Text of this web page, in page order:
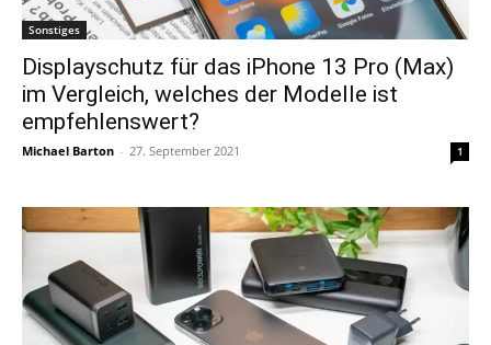
Sonstiges
Displayschutz für das iPhone 13 Pro (Max)
im Vergleich, welches der Modelle ist
empfehlenswert?
Michael Barton - 27. September 2021 1